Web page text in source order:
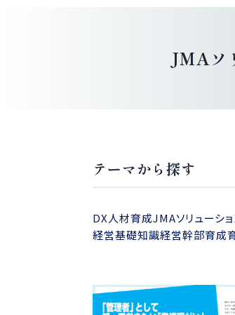
JMAソ
テーマから探す
DX人材育成JMAソリューシ
経営基礎知識経営幹部育成